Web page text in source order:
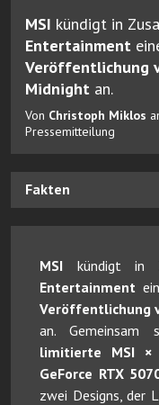
MSI kündigt in
Entertainment
Veröffentlichung
Midnight an.
Von Christoph Miklos
Pressemitteilung
Fakten
MSI kündigt in
Entertainment
Veröffentlichung
an.
limitierte MSI ×
GeForce RTX
zwei Designs, der